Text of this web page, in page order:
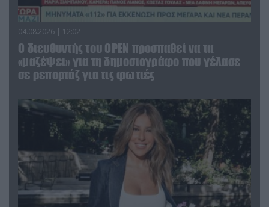
04.08.2026 | 12:02
O διευθυντής του OPEN προσπαθεί να τα
«μαζέψει» για τη δημοσιογράφο που γέλασε
σε ρεπορτάζ για τις φωτιές